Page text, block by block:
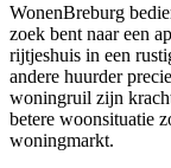
WonenBreburg
zoek bent naar een
rijtjeshuis in een
andere huurder
woningruil zijn
betere woonsituatie
woningmarkt.